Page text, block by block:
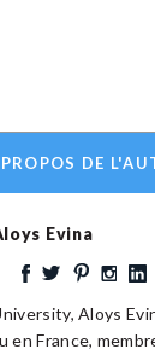
DE
Evina
Aloys
en France,